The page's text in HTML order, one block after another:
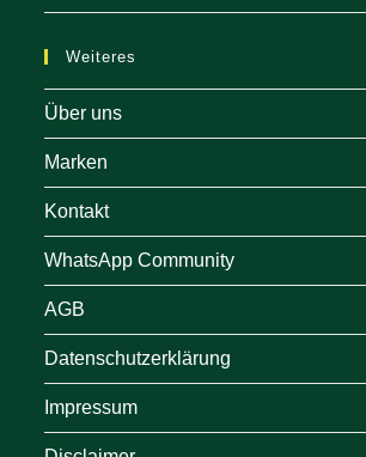
Weiteres
Über uns
Marken
Kontakt
WhatsApp Community
AGB
Datenschutzerklärung
Impressum